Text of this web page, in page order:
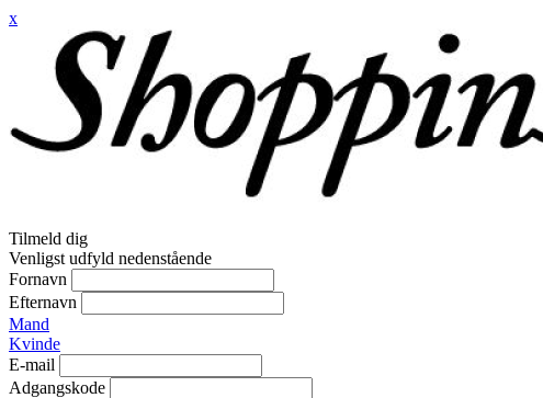
x
Tilmeld dig
Venligst udfyld nedenstående
Fornavn
Efternavn
Mand
Kvinde
E-mail
Adgangskode